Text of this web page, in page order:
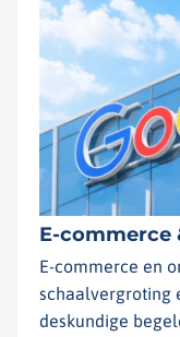
E-commerce
E-commerce en
schaalvergroting
deskundige